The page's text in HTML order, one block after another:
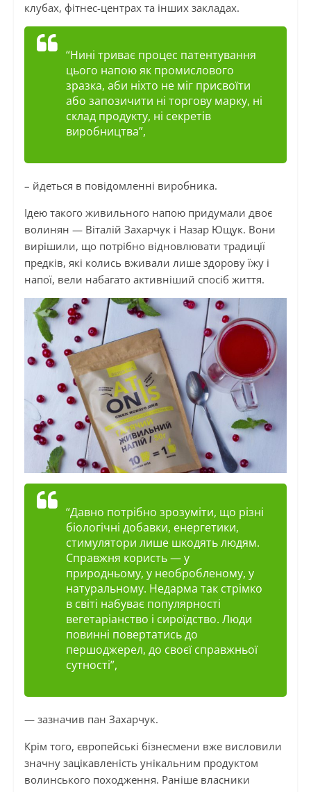
клубах, фітнес-центрах та інших закладах.
“Нині триває процес патентування
цього напою як промислового
зразка, аби ніхто не міг присвоїти
або запозичити ні торгову марку, ні
склад продукту, ні секретів
виробництва”,
– йдеться в повідомленні виробника.
Ідею такого живильного напою придумали двоє
волинян — Віталій Захарчук і Назар Ющук. Вони
вирішили, що потрібно відновлювати традиції
предків, які колись вживали лише здорову їжу і
напої, вели набагато активніший спосіб життя.
“Давно потрібно зрозуміти, що різні
біологічні добавки, енергетики,
стимулятори лише шкодять людям.
Справжня користь — у
природньому, у необробленому, у
натуральному. Недарма так стрімко
в світі набуває популярності
вегетаріанство і сироїдство. Люди
повинні повертатись до
першоджерел, до своєї справжньої
сутності”,
— зазначив пан Захарчук.
Крім того, європейські бізнесмени вже висловили
значну зацікавленість унікальним продуктом
волинського походження. Раніше власники